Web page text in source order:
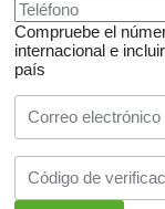
Compruebe el
internacional e
país